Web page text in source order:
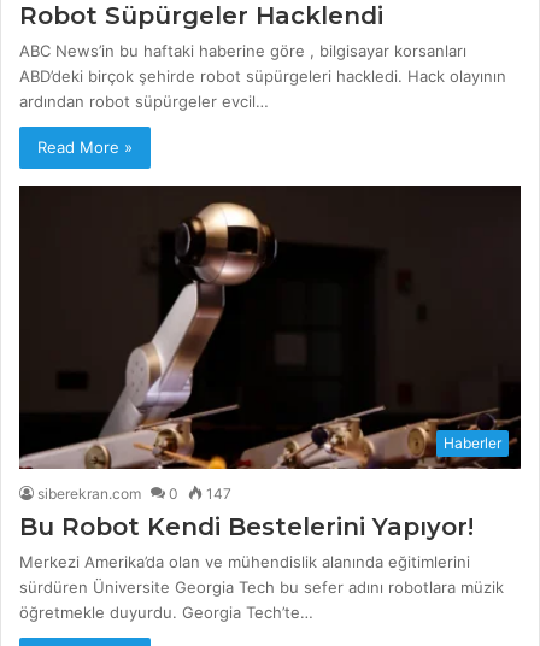
Robot Süpürgeler Hacklendi
ABC News’in bu haftaki haberine göre , bilgisayar korsanları
ABD’deki birçok şehirde robot süpürgeleri hackledi. Hack olayının
ardından robot süpürgeler evcil…
Read More »
Haberler
siberekran.com 0 147
Bu Robot Kendi Bestelerini Yapıyor!
Merkezi Amerika’da olan ve mühendislik alanında eğitimlerini
sürdüren Üniversite Georgia Tech bu sefer adını robotlara müzik
öğretmekle duyurdu. Georgia Tech’te…